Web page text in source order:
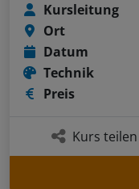
Kursleitung
Ort
Datum
Technik
Preis
Kurs teilen